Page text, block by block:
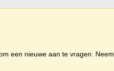
een nieuwe aan te vragen. Neem